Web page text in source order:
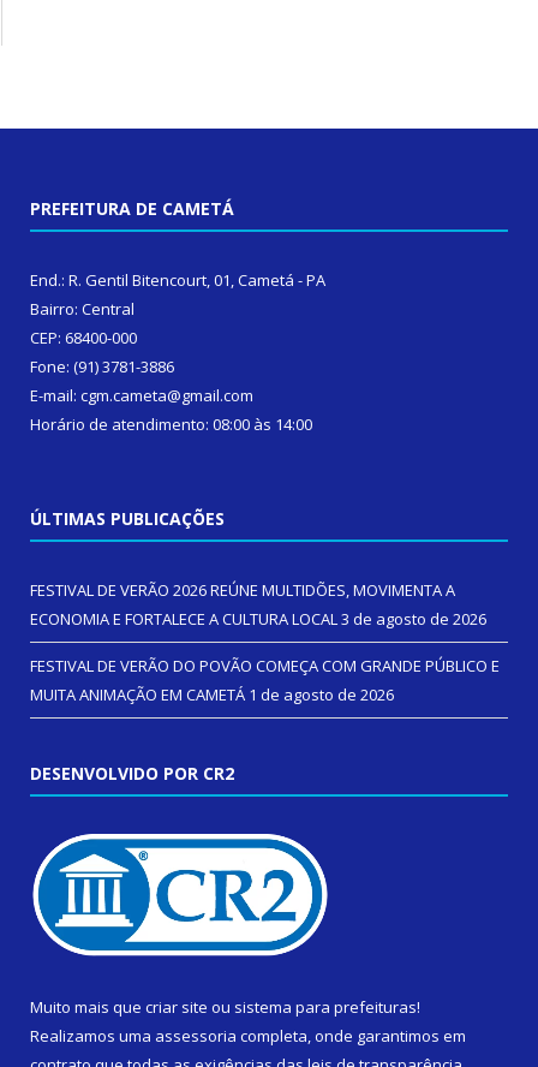
PREFEITURA DE CAMETÁ
End.: R. Gentil Bitencourt, 01, Cametá - PA
Bairro: Central
CEP: 68400-000
Fone: (91) 3781-3886
E-mail: cgm.cameta@gmail.com
Horário de atendimento: 08:00 às 14:00
ÚLTIMAS PUBLICAÇÕES
FESTIVAL DE VERÃO 2026 REÚNE MULTIDÕES, MOVIMENTA A
ECONOMIA E FORTALECE A CULTURA LOCAL3 de agosto de 2026
FESTIVAL DE VERÃO DO POVÃO COMEÇA COM GRANDE PÚBLICO E
MUITA ANIMAÇÃO EM CAMETÁ 1 de agosto de 2026
DESENVOLVIDO POR CR2
Muito mais que criar site ou sistema para prefeituras!
Realizamos uma assessoria completa, onde garantimos em